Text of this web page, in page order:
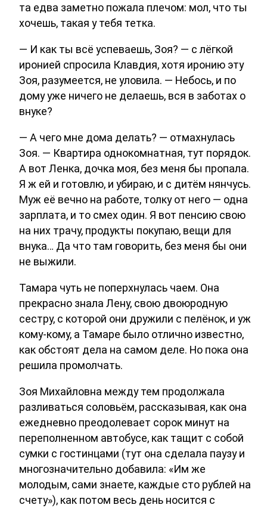
та едва заметно пожала плечом: мол, что ты
хочешь, такая у тебя тетка.
— И как ты всё успеваешь, Зоя? — с лёгкой
иронией спросила Клавдия, хотя иронию эту
Зоя, разумеется, не уловила. — Небось, и по
дому уже ничего не делаешь, вся в заботах о
внуке?
— А чего мне дома делать? — отмахнулась
Зоя. — Квартира однокомнатная, тут порядок.
А вот Ленка, дочка моя, без меня бы пропала.
Я ж ей и готовлю, и убираю, и с дитём нянчусь.
Муж её вечно на работе, толку от него — одна
зарплата, и то смех один. Я вот пенсию свою
на них трачу, продукты покупаю, вещи для
внука… Да что там говорить, без меня бы они
не выжили.
Тамара чуть не поперхнулась чаем. Она
прекрасно знала Лену, свою двоюродную
сестру, с которой они дружили с пелёнок, и уж
кому-кому, а Тамаре было отлично известно,
как обстоят дела на самом деле. Но пока она
решила промолчать.
Зоя Михайловна между тем продолжала
разливаться соловьём, рассказывая, как она
ежедневно преодолевает сорок минут на
переполненном автобусе, как тащит с собой
сумки с гостинцами (тут она сделала паузу и
многозначительно добавила: «Им же
молодым, сами знаете, каждые сто рублей на
счету»), как потом весь день носится с